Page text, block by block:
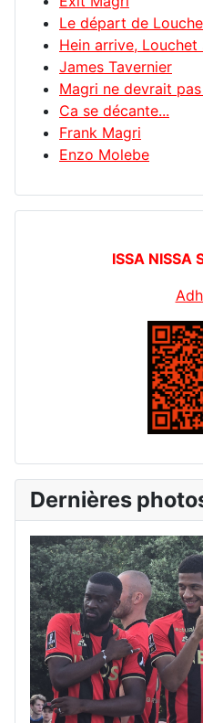
Le départ de
Hein arrive,
James Tavernier
Magri ne devrait
Ca se décante...
Frank Magri
Enzo Molebe
ISSA NISSA
Dernières